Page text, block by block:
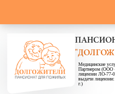
Медицинские
Партнером
лицензии ЛО-77-
выдачи
г.)